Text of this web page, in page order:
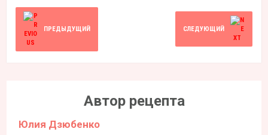
ПРЕДЫДУЩИЙ СЛЕДУЮЩИЙ
Автор рецепта
Юлия Дзюбенко